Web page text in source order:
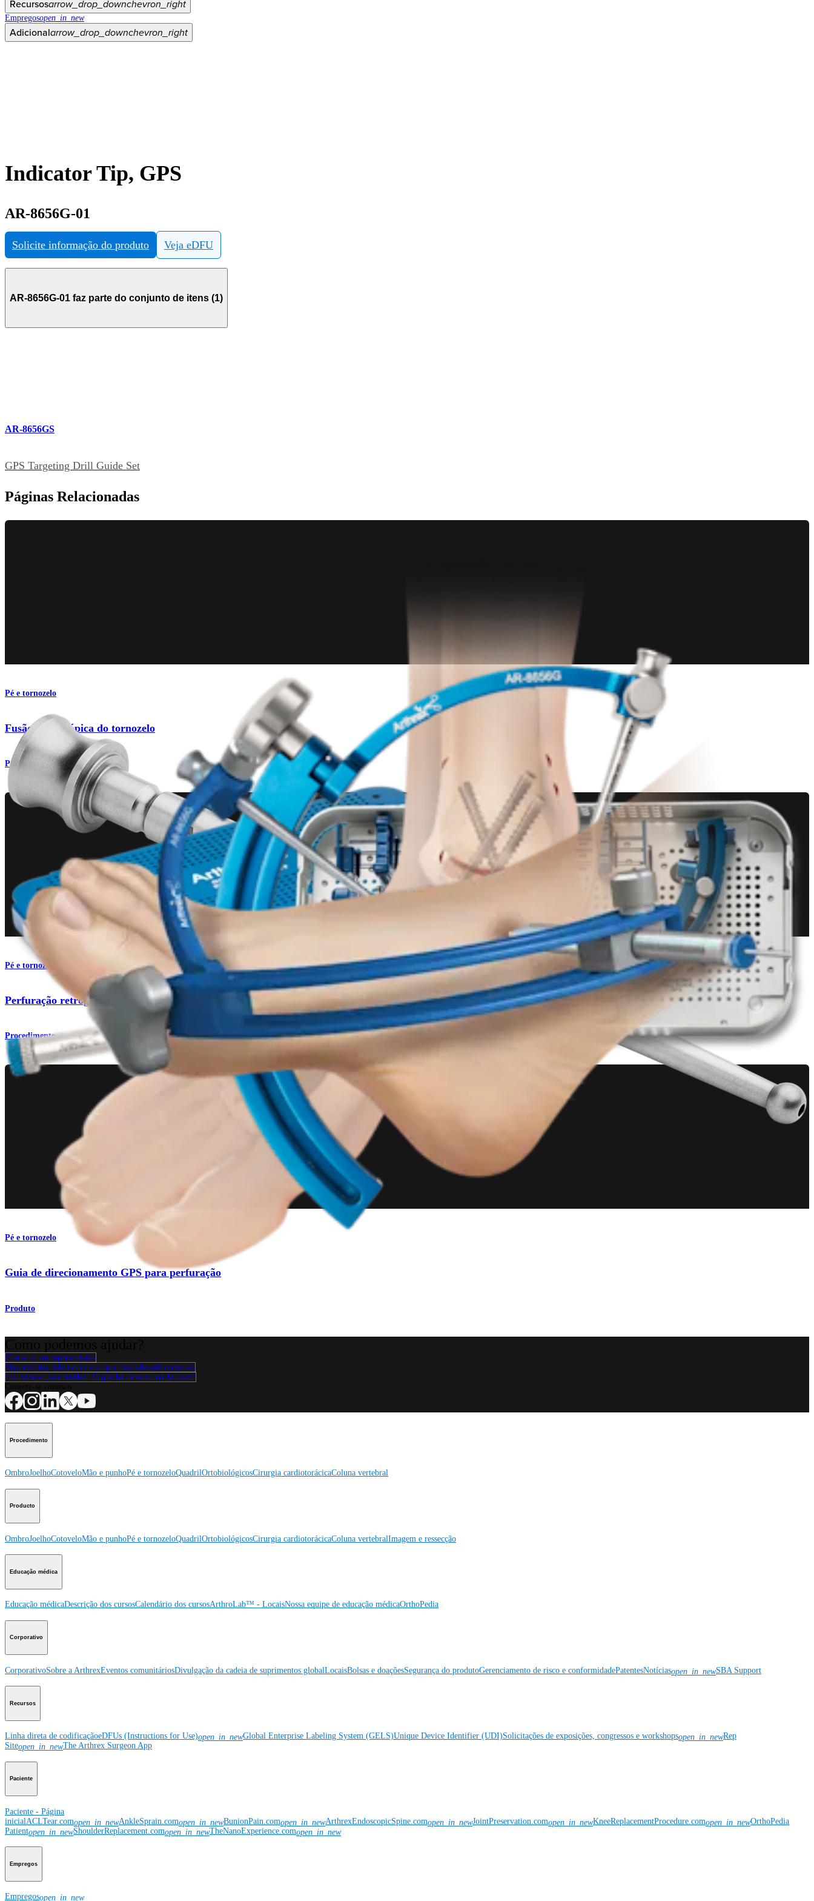
Recursosarrow_drop_downchevron_right
Empregosopen_in_new
Adicionalarrow_drop_downchevron_right
Indicator Tip, GPS
AR-8656G-01
Solicite informação do produto Veja eDFU
AR-8656G-01 faz parte do conjunto de itens (1)
AR-8656GS
GPS Targeting Drill Guide Set
Páginas Relacionadas
Pé e tornozelo
Fusão artroscópica do tornozelo
Procedimento
Pé e tornozelo
Perfuração retrógrada para lesões do tálus
Procedimento
Pé e tornozelo
Guia de direcionamento GPS para perfuração
Produto
Contacte um representante
Veja eventos, laboratórios e oportunidades educacionais
Inscreva-se para receber: O que há de novo na Arthrex?
Procedimento
OmbroJoelhoCotoveloMão e punhoPé e tornozeloQuadrilOrtobiológicosCirurgia cardiotorácicaColuna vertebral
Producto
OmbroJoelhoCotoveloMão e punhoPé e tornozeloQuadrilOrtobiológicosCirurgia cardiotorácicaColuna vertebralImagem e ressecção
Educação médica
Educação médicaDescrição dos cursosCalendário dos cursosArthroLab™ - LocaisNossa equipe de educação médicaOrthoPedia
Corporativo
CorporativoSobre a ArthrexEventos comunitáriosDivulgação da cadeia de suprimentos globalLocaisBolsas e doaçõesSegurança do produtoGerenciamento de risco e conformidadePatentesNotíciasopen_in_newSBA Support
Recursos
Linha direta de codificaçãoeDFUs (Instructions for Use)open_in_newGlobal Enterprise Labeling System (GELS)Unique Device Identifier (UDI)Solicitações de exposições, congressos e workshopsopen_in_newRep
Siteopen_in_newThe Arthrex Surgeon App
Paciente
Paciente - Página
inicialACLTear.comopen_in_newAnkleSprain.comopen_in_newBunionPain.comopen_in_newArthrexEndoscopicSpine.comopen_in_newJointPreservation.comopen_in_newKneeReplacementProcedure.comopen_in_newOrthoPedia
Patientopen_in_newShoulderReplacement.comopen_in_newTheNanoExperience.comopen_in_new
Empregos
Empregosopen_in_new